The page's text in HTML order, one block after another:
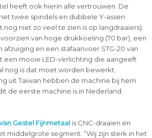
heeft ook hierin alle vertrouwen. De
twee spindels en dubbele Y-assen
niet zo veel te zien is op langdraaiers).
van hoge drukkoeling (70 bar), een
afzuiging en een stafaanvoer STG-20 van
een mooie LED-verlichting die aangeeft
nog is dat moet worden bewerkt.
uit Taiwan hebben de machine bij hem
de eerste machine is in Nederland.
Gestel Fijnmetaalis CNC-draaien en
middelgrote segment. “Wij zijn sterk in het